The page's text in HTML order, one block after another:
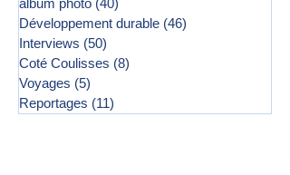
album photo (40)
Développement durable (46)
Interviews (50)
Coté Coulisses (8)
Voyages (5)
Reportages (11)